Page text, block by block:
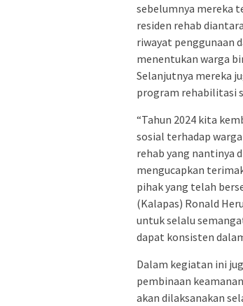
sebelumnya mereka
residen rehab
riwayat penggunaan
menentukan warga
Selanjutnya mereka
program rehabilitasi
“Tahun 2024 kita
sosial terhadap
rehab yang nantinya
mengucapkan
pihak yang telah
(Kalapas) Ronald
untuk selalu
dapat konsisten
Dalam kegiatan ini
pembinaan
akan dilaksanakan